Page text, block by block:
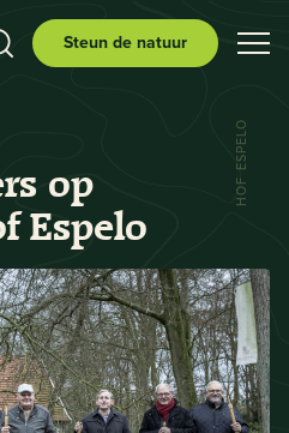
Steun de natuur
op
Espelo
HOF ESPELO